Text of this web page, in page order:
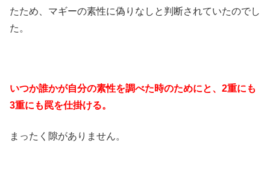
たため、マギーの素性に偽りなしと判断されていたのでし
た。
いつか誰かが自分の素性を調べた時のためにと、2重にも
3重にも罠を仕掛ける。
まったく隙がありません。